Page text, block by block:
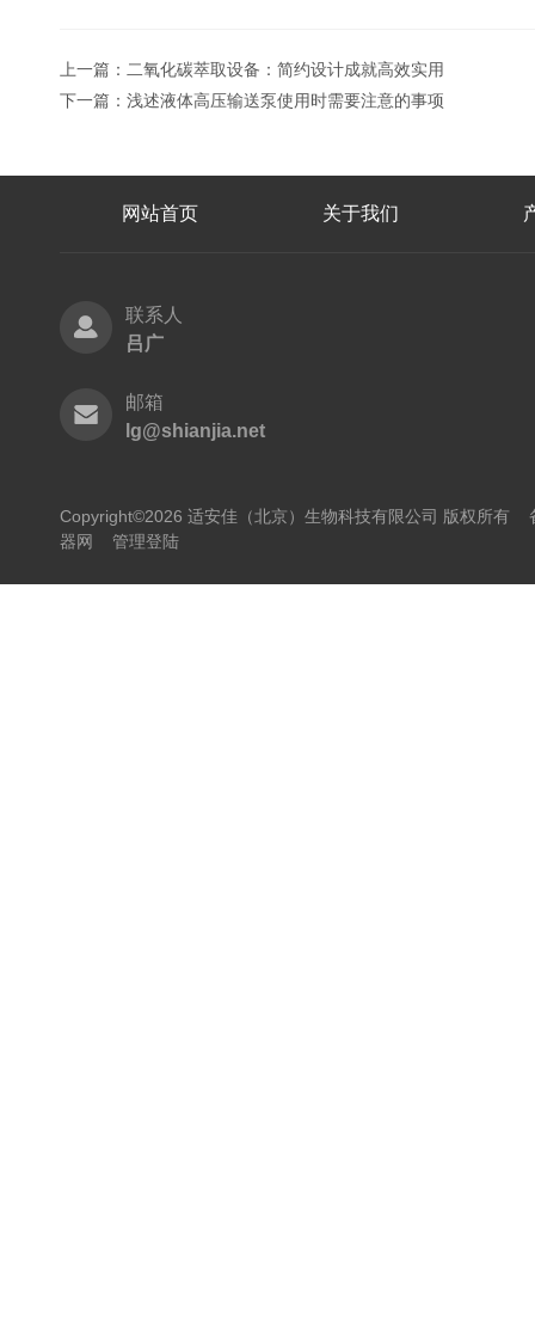
上一篇： 二氧化碳萃取设备：简约设计成就高效实用
下一篇： 浅述液体高压输送泵使用时需要注意的事项
网站首页 关于我们
联系人
吕广
邮箱
lg@shianjia.net
Copyright©2026 适安佳（北京）生物科技有限公司 版权所有
器网
管理登陆